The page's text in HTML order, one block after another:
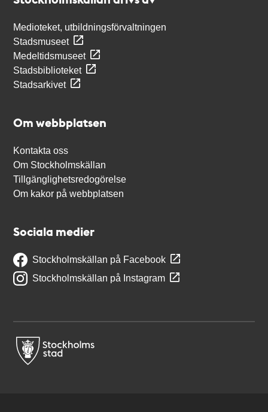
Medioteket, utbildningsförvaltningen
Stadsmuseet
Medeltidsmuseet
Stadsbiblioteket
Stadsarkivet
Om webbplatsen
Kontakta oss
Om Stockholmskällan
Tillgänglighetsredogörelse
Om kakor på webbplatsen
Sociala medier
Stockholmskällan på Facebook
Stockholmskällan på Instagram